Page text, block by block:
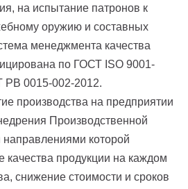
на испытание патронов к
оружию и составных
менеджмента качества
по ГОСТ ISO 9001-
0015-002-2012.
производства на предприятии
Производственной
которой
продукции на каждом
снижение стоимости и сроков